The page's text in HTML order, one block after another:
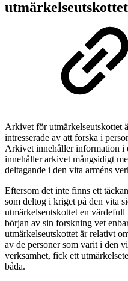
utmärkelseutskottet
Arkivet för utmärkelseutskottet
intresserade av att forska i
Arkivet innehåller information i
innehåller arkivet mångsidigt
deltagande i den vita arméns
Eftersom det inte finns ett
som deltog i kriget på den vita
utmärkelseutskottet en
början av sin forskning vet
utmärkelseutskottet är relativt
av de personer som varit i den
verksamhet, fick ett
båda.